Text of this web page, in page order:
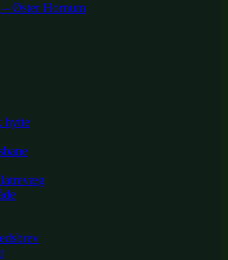
– Øster Hornum
hytte